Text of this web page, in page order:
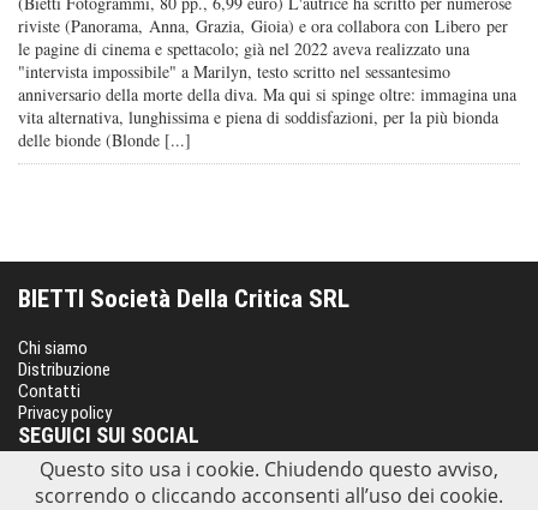
riviste (Panorama, Anna, Grazia, Gioia) e ora collabora con Libero per
le pagine di cinema e spettacolo; già nel 2022 aveva realizzato una
"intervista impossibile" a Marilyn, testo scritto nel sessantesimo
anniversario della morte della diva. Ma qui si spinge oltre: immagina una
vita alternativa, lunghissima e piena di soddisfazioni, per la più bionda
delle bionde (Blonde [...]
BIETTI Società Della Critica SRL
Chi siamo
Distribuzione
Contatti
Privacy policy
SEGUICI SUI SOCIAL
Questo sito usa i cookie. Chiudendo questo avviso,
scorrendo o cliccando acconsenti all’uso dei cookie.